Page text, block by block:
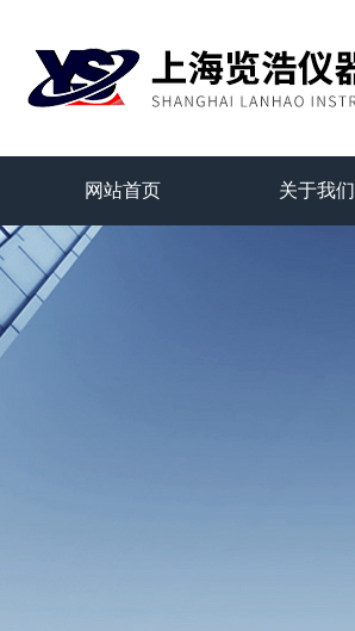
网站首页 关于我们